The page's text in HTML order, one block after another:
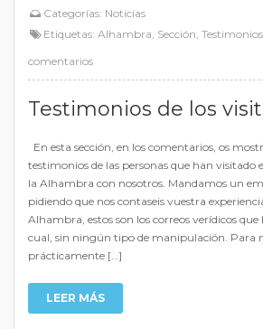
Categorías: Noticias
Etiquetas: Alhambra Sección Testimonios,
comentarios
Testimonios de los
En esta sección, en los comentarios, os
testimonios de las personas que han
la Alhambra con nosotros. Mandamos un
pidiendo que nos contaseis vuestra
Alhambra, estos son los correos verídicos
cual, sin ningún tipo de manipulación. Para
prácticamente […]
LEER MÁS